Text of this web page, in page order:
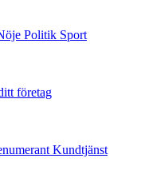
Politik Sport
företag
Kundtjänst